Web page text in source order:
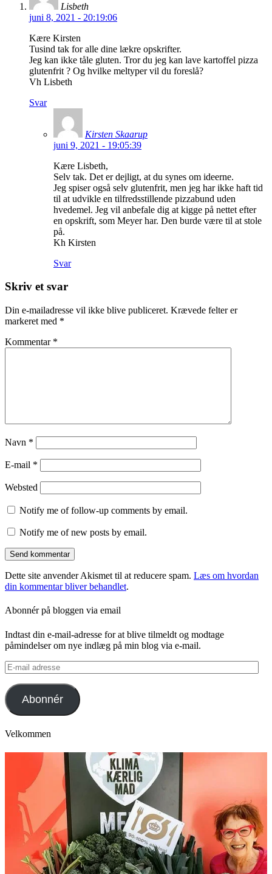
Lisbeth
juni 8, 2021 - 20:19:06
Kære Kirsten
Tusind tak for alle dine lækre opskrifter.
Jeg kan ikke tåle gluten. Tror du jeg kan lave kartoffel pizza
glutenfrit ? Og hvilke meltyper vil du foreslå?
Vh Lisbeth
Svar
Kirsten Skaarup
juni 9, 2021 - 19:05:39
Kære Lisbeth,
Selv tak. Det er dejligt, at du synes om ideerne.
Jeg spiser også selv glutenfrit, men jeg har ikke haft tid
til at udvikle en tilfredsstillende pizzabund uden
hvedemel. Jeg vil anbefale dig at kigge på nettet efter
en opskrift, som Meyer har. Den burde være til at stole
på.
Kh Kirsten
Svar
Skriv et svar
Din e-mailadresse vil ikke blive publiceret. Krævede felter er
markeret med *
Kommentar *
Navn *
E-mail *
Websted
Notify me of follow-up comments by email.
Notify me of new posts by email.
Dette site anvender Akismet til at reducere spam. Læs om hvordan
din kommentar bliver behandlet.
Abonnér på bloggen via email
Indtast din e-mail-adresse for at blive tilmeldt og modtage
påmindelser om nye indlæg på min blog via e-mail.
E-
mail
adresse
Abonnér
Velkommen